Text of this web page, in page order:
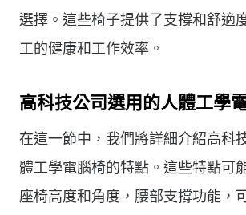
選擇。這些椅子提供了支撐和舒適
工的健康和工作效率。
高科技公司選用的人體工學
在這一節中，我們將詳細介紹高科
體工學電腦椅的特點。這些特點可
座椅高度和角度，腰部支撐功能，